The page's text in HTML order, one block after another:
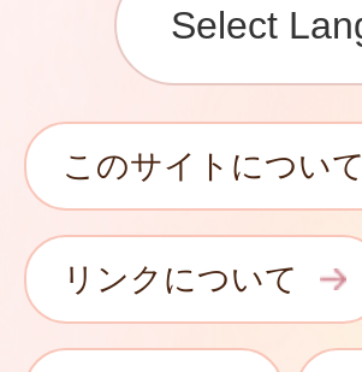
このサイトについて
リンクについて